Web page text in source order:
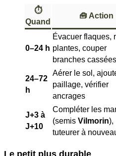
⏱️
Quand
🧰 Action
0–24 h
Évacuer flaques,
plantes, couper
branches cassées
24–72
h
Aérer le sol,
paillage, vérifier
ancrages
J+3 à
J+10
Compléter les
(semis Vilmorin),
tuteurer à
Le petit plus durable